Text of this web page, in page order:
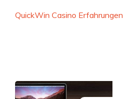
QuickWin Casino Erfahrungen